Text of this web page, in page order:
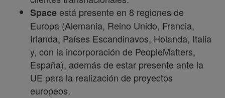
Space está presente en 8 regiones de
Europa (Alemania, Reino Unido, Francia,
Irlanda, Países Escandinavos, Holanda, Italia
y, con la incorporación de PeopleMatters,
España), además de estar presente ante la
UE para la realización de proyectos
europeos.